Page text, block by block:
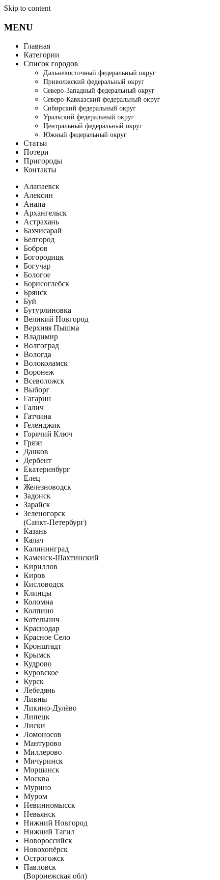
Skip to content
MENU
Главная
Категории
Список городов
Дальневосточный федеральный округ
Приволжский федеральный округ
Северо-Западный федеральный округ
Северо-Кавказский федеральный округ
Сибирский федеральный округ
Уральский федеральный округ
Центральный федеральный округ
Южный федеральный округ
Статьи
Потери
Пригороды
Контакты
Алапаевск
Алексин
Анапа
Архангельск
Астрахань
Бахчисарай
Белгород
Бобров
Богородицк
Богучар
Бологое
Борисоглебск
Брянск
Буй
Бутурлиновка
Великий Новгород
Верхняя Пышма
Владимир
Волгоград
Вологда
Волоколамск
Воронеж
Всеволожск
Выборг
Гагарин
Галич
Гатчина
Геленджик
Горячий Ключ
Грязи
Данков
Дербент
Екатеринбург
Елец
Железноводск
Задонск
Зарайск
Зеленогорск
(Санкт-Петербург)
Казань
Калач
Калининград
Каменск-Шахтинский
Кириллов
Киров
Кисловодск
Клинцы
Коломна
Колпино
Котельнич
Краснодар
Красное Село
Кронштадт
Крымск
Кудрово
Куровское
Курск
Лебедянь
Ливны
Ликино-Дулёво
Липецк
Лиски
Ломоносов
Мантурово
Миллерово
Мичуринск
Моршанск
Москва
Мурино
Муром
Невинномысск
Невьянск
Нижний Новгород
Нижний Тагил
Новороссийск
Новохопёрск
Острогожск
Павловск
(Воронежская обл)